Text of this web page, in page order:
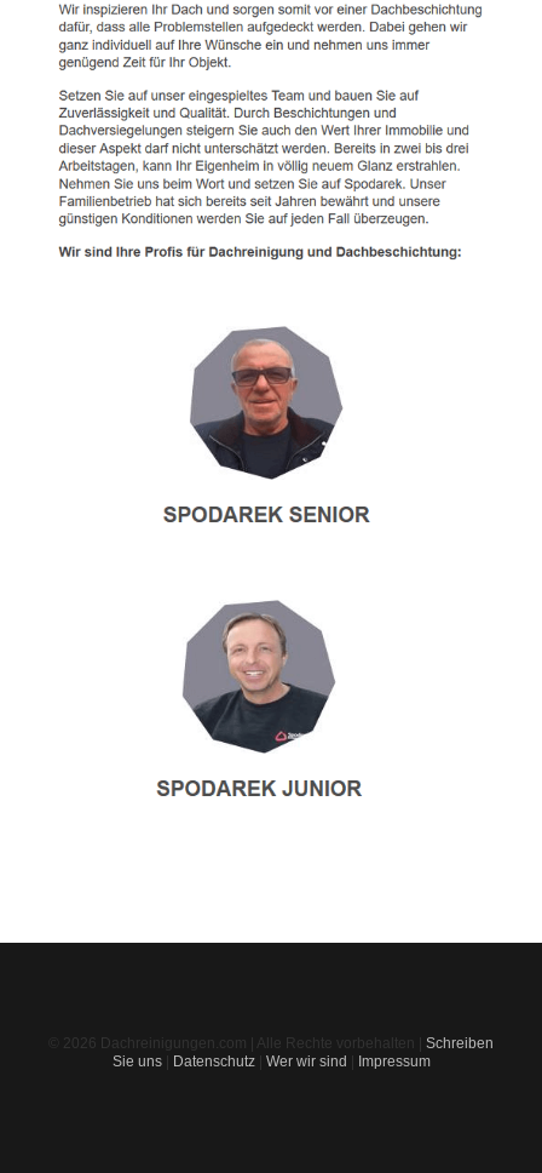
© 2026 Dachreinigungen.com | Alle Rechte vorbehalten | Schreiben
Sie uns| Datenschutz| Wer wir sind Impressum